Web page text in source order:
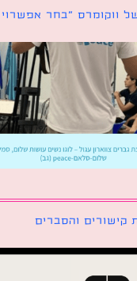
״בחר אפשרויות״
והסברים